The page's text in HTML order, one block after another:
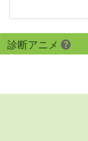
診断アニメ